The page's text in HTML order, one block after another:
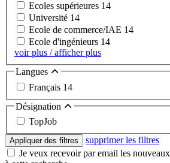
Ecoles supérieures 14
Université 14
Ecole de commerce/IAE 14
Ecole d'ingénieurs 14
voir plus / afficher plus
Langues
Français 14
Désignation
TopJob
Appliquer des filtres
supprimer les filtres
Je veux recevoir par email les